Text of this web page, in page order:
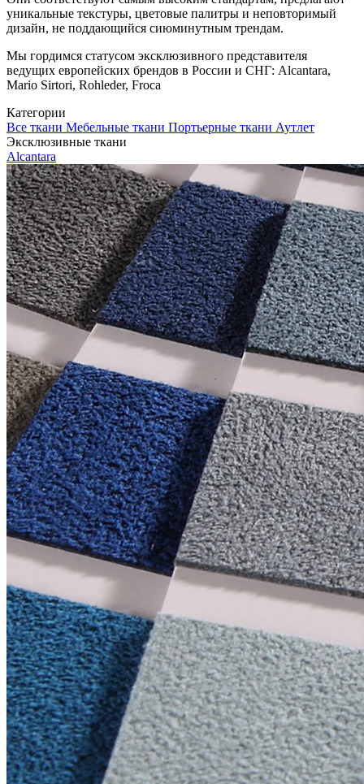
уникальные текстуры, цветовые палитры и неповторимый
дизайн, не поддающийся сиюминутным трендам.
Мы гордимся статусом эксклюзивного представителя
ведущих европейских брендов в России и СНГ: Alcantara,
Mario Sirtori, Rohleder, Froca
Категории
Все ткани Мебельные ткани Портьерные ткани Аутлет
Эксклюзивные ткани
Alcantara